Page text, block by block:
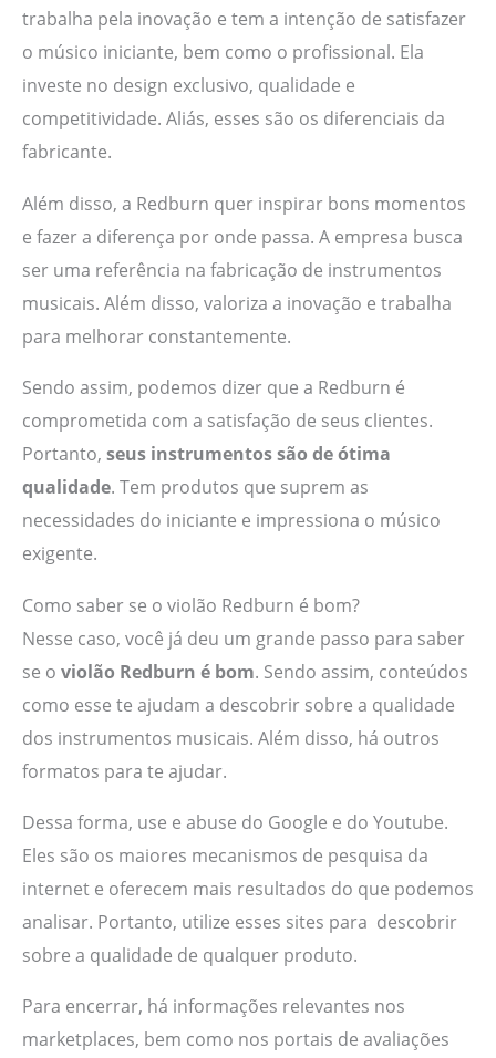
trabalha pela inovação e tem a intenção de satisfazer
o músico iniciante, bem como o profissional. Ela
investe no design exclusivo, qualidade e
competitividade. Aliás, esses são os diferenciais da
fabricante.
Além disso, a Redburn quer inspirar bons momentos
e fazer a diferença por onde passa. A empresa busca
ser uma referência na fabricação de instrumentos
musicais. Além disso, valoriza a inovação e trabalha
para melhorar constantemente.
Sendo assim, podemos dizer que a Redburn é
comprometida com a satisfação de seus clientes.
Portanto, seus instrumentos são de ótima
qualidade. Tem produtos que suprem as
necessidades do iniciante e impressiona o músico
exigente.
Como saber se o violão Redburn é bom?
Nesse caso, você já deu um grande passo para saber
se o violão Redburn é bom. Sendo assim, conteúdos
como esse te ajudam a descobrir sobre a qualidade
dos instrumentos musicais. Além disso, há outros
formatos para te ajudar.
Dessa forma, use e abuse do Google e do Youtube.
Eles são os maiores mecanismos de pesquisa da
internet e oferecem mais resultados do que podemos
analisar. Portanto, utilize esses sites para descobrir
sobre a qualidade de qualquer produto.
Para encerrar, há informações relevantes nos
marketplaces, bem como nos portais de avaliações